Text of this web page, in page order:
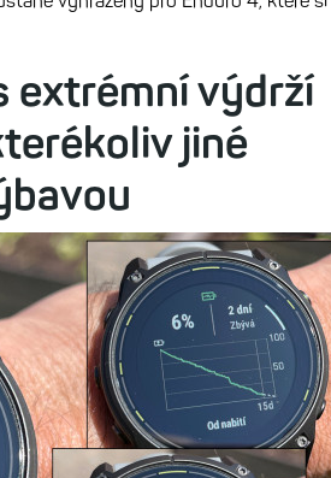
že nový model Fénix 9 přijde jenom v
vyhrazený pro Enduro 4, které si
extrémní výdrží
jiné